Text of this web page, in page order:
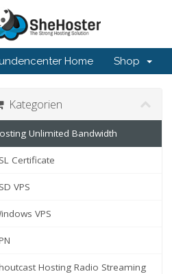
Home Shop
Kategorien
Unlimited Bandwidth
Certificate
VPS
VPS
Hosting Radio Streaming